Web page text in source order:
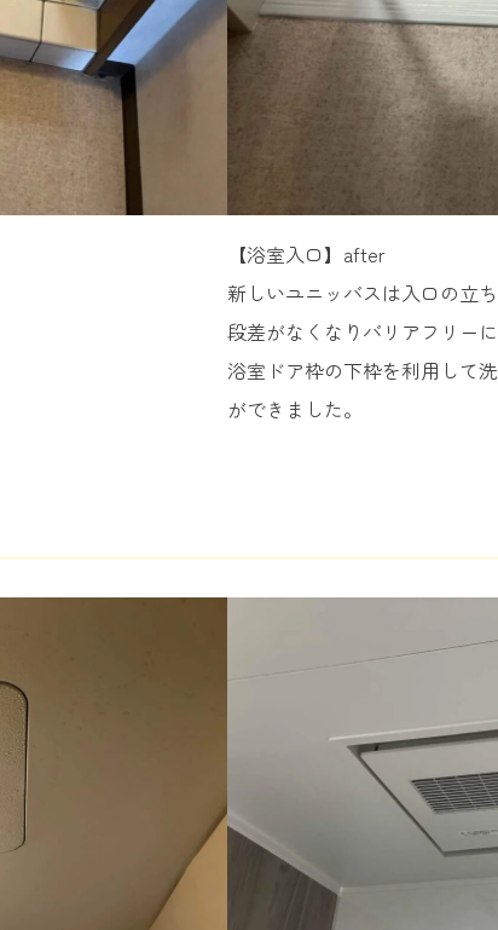
【浴室入口】after
新しいユニッバスは入口の立
段差がなくなりバリアフリー
浴室ドア枠の下枠を利用して
ができました。